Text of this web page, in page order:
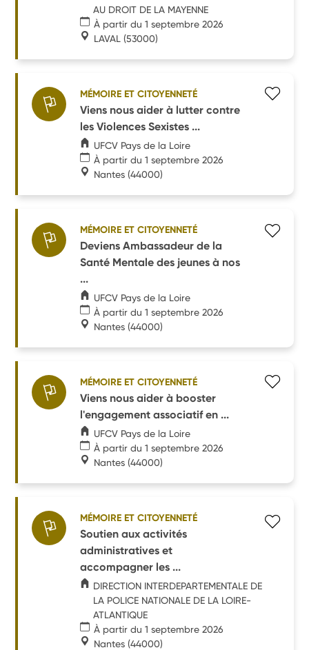
AU DROIT DE LA MAYENNE
À partir du 1 septembre 2026
LAVAL (53000)
MÉMOIRE ET CITOYENNETÉ
Viens nous aider à lutter contre
les Violences Sexistes ...
UFCV Pays de la Loire
À partir du 1 septembre 2026
Nantes (44000)
MÉMOIRE ET CITOYENNETÉ
Deviens Ambassadeur de la
Santé Mentale des jeunes à nos
...
UFCV Pays de la Loire
À partir du 1 septembre 2026
Nantes (44000)
MÉMOIRE ET CITOYENNETÉ
Viens nous aider à booster
l'engagement associatif en ...
UFCV Pays de la Loire
À partir du 1 septembre 2026
Nantes (44000)
MÉMOIRE ET CITOYENNETÉ
Soutien aux activités
administratives et
accompagner les ...
DIRECTION INTERDEPARTEMENTALE DE
LA POLICE NATIONALE DE LA LOIRE-
ATLANTIQUE
À partir du 1 septembre 2026
Nantes (44000)